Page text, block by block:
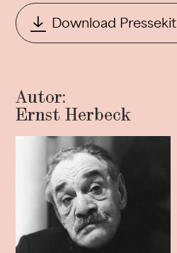
Download Pressekit
Autor:
Ernst Herbeck